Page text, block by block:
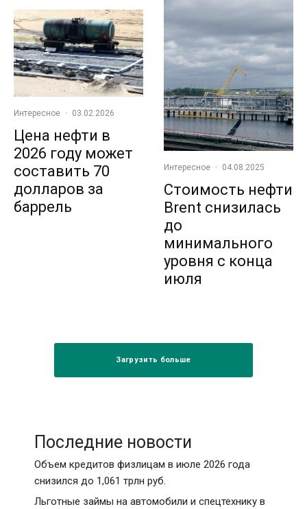
Интересное · 03.02.2026
Цена нефти в
2026 году может
составить 70
долларов за
баррель
Интересное · 04.08.2025
Стоимость нефти
Brent снизилась
до
минимального
уровня с конца
июля
Загрузить больше
Последние новости
Объем кредитов физлицам в июле 2026 года
снизился до 1,061 трлн руб.
Льготные займы на автомобили и спецтехнику в